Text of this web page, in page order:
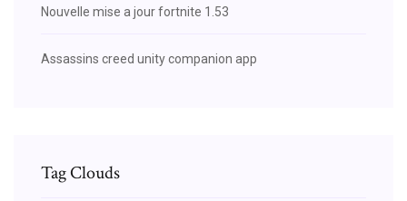
Nouvelle mise a jour fortnite 1.53
Assassins creed unity companion app
Tag Clouds